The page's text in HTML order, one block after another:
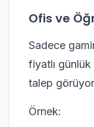
Ofis ve
Sadece
fiyatlı günlük
talep
Örnek: